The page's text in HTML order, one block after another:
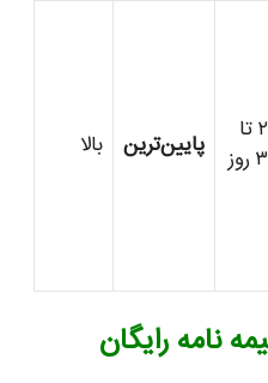
۲۰ تا
پایین‌ترین بالا
نامه رایگان